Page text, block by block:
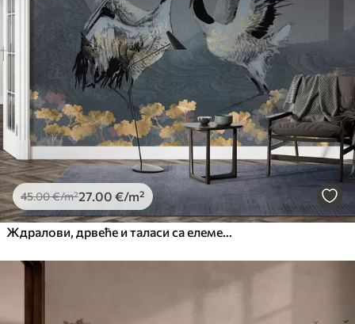
45.00€/m²27 .00 €/m²